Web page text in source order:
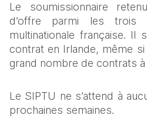
Le soumissionnaire
d’offre parmi les
multinationale française. Il
contrat en Irlande, même si
grand nombre de contrats à
Le SIPTU ne s’attend à
prochaines semaines.